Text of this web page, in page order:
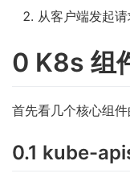
从客户端发起
0 K8s 组
首先看几个核心组件
0.1 kube-